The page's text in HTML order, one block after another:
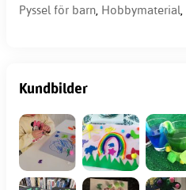
Pyssel för barn, Hobbymaterial,
Kundbilder